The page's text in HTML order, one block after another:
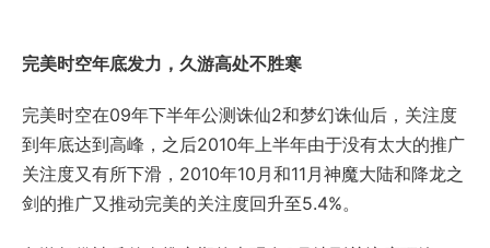
完美时空年底发力，久游高处不胜寒
完美时空在09年下半年公测诛仙2和梦幻诛仙后，关注度
到年底达到高峰，之后2010年上半年由于没有太大的推广
关注度又有所下滑，2010年10月和11月神魔大陆和降龙之
剑的推广又推动完美的关注度回升至5.4%。